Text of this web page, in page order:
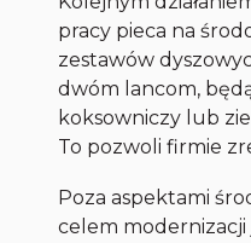
pracy pieca na
zestawów
dwóm lancom,
koksowniczy lub
To pozwoli firmie
Poza aspektami
celem modernizacji